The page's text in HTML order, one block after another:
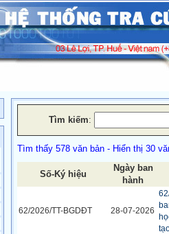
Tìm kiếm:
Tìm thấy 578 văn bản - Hiển thị 30
Số-Ký hiệu
Ngày ban
hành
62/2026/TT-BGDĐT 28-07-2026